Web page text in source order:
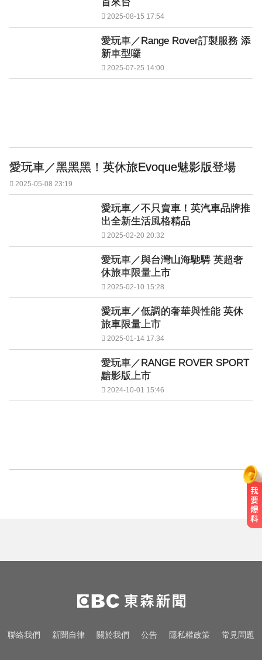
2025-08-15 17:54
愛玩車／Range Rover訂製服務 添
新車型囉
2025-07-25 14:00
愛玩車／黑黑黑！英休旅Evoque魅影版登場
2025-05-08 23:19
愛玩車／不只賣車！英汽車品牌推
出全新生活風格精品
2025-02-20 20:32
愛玩車／與台灣山海馳騁 英超奢
休旅車限量上市
2025-02-10 15:28
愛玩車／低調的奢華與性能 英休
旅車限量上市
2025-01-14 17:34
愛玩車／RANGE ROVER SPORT
黯影版上市
2024-10-01 15:46
聯絡我們 新聞自律 關於我們 公告 隱私權政策 常見問題